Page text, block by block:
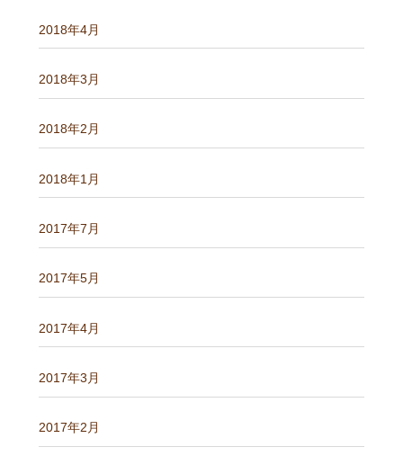
2018年4月
2018年3月
2018年2月
2018年1月
2017年7月
2017年5月
2017年4月
2017年3月
2017年2月